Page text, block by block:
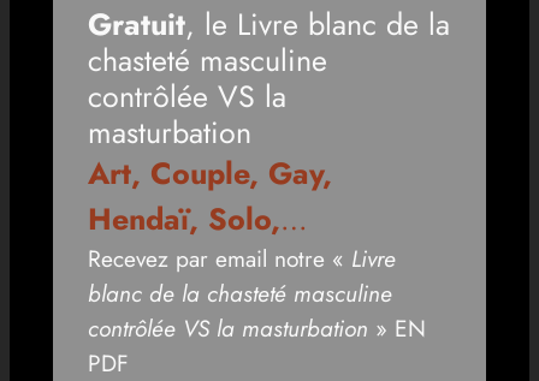
Gratuit, le Livre blanc de la
chasteté masculine
contrôlée VS la
masturbation
Art, Couple, Gay,
Hendaï, Solo,…
Recevez par email notre « Livre
blanc de la chasteté masculine
contrôlée VS la masturbation » EN
PDF